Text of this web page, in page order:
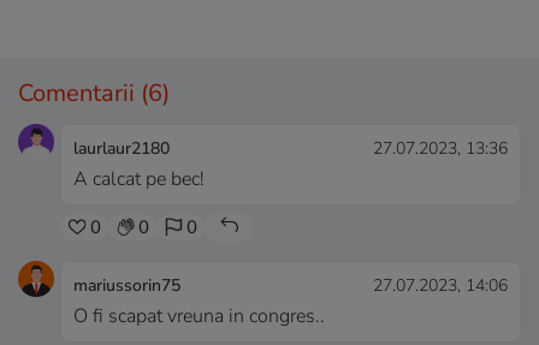
Comentarii (6)
laurlaur2180 27.07.2023, 13:36
A calcat pe bec!
0 0 0
mariussorin75 27.07.2023, 14:06
O fi scapat vreuna in congres..